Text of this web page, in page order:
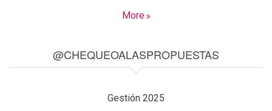
More
@CHEQUEOALASPROPUESTAS
Gestión 2025